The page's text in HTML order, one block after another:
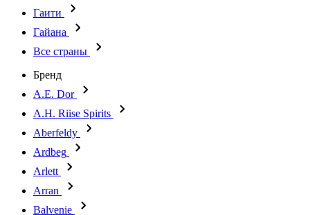
Гаити
Гайана
Все страны
Бренд
A.E. Dor
A.H. Riise Spirits
Aberfeldy
Ardbeg
Arlett
Arran
Balvenie